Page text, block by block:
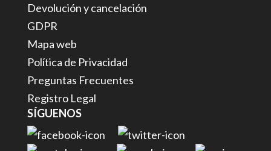
Devolución y cancelación
GDPR
Mapa web
Política de Privacidad
Preguntas Frecuentes
Registro Legal
SÍGUENOS